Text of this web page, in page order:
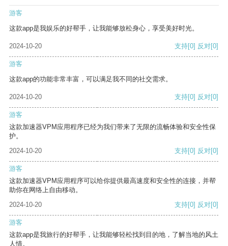
游客
这款app是我娱乐的好帮手，让我能够放松身心，享受美好时光。
2024-10-20 支持[0] 反对[0]
游客
这款app的功能非常丰富，可以满足我不同的社交需求。
2024-10-20 支持[0] 反对[0]
游客
这款加速器VPM应用程序已经为我们带来了无限的流畅体验和安全性保
护。
2024-10-20
支持[0] 反对[0]
游客
这款加速器VPM应用程序可以给你提供最高速度和安全性的连接，并帮
助你在网络上自由移动。
2024-10-20
支持[0] 反对[0]
游客
这款app是我旅行的好帮手，让我能够轻松找到目的地，了解当地的风土
人情。